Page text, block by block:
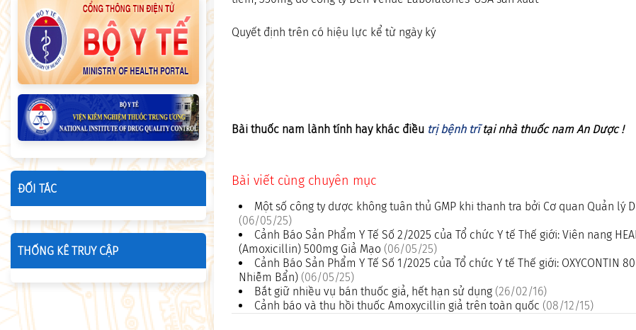
Quyết định trên có hiệu lực kể từ ngày ký
Bài thuốc nam lành tính hay khác điều trị bệnh trĩtại nhà thuốc nam An Dược !
Bài viết cùng chuyên mục
Một số công ty dược không tuân thủ GMP khi thanh tra bởi Cơ quan Quản lý
(06/05/25)
Cảnh Báo Sản Phẩm Y Tế Số 2/2025 của Tổ chức Y tế Thế giới: Viên nang
(Amoxicillin) 500mg Giả Mạo (06/05/25)
Cảnh Báo Sản Phẩm Y Tế Số 1/2025 của Tổ chức Y tế Thế giới: OXYCONTIN
Nhiễm Bẩn) (06/05/25)
Bắt giữ nhiều vụ bán thuốc giả, hết hạn sử dụng (26/02/16)
Cảnh báo và thu hồi thuốc Amoxycillin giả trên toàn quốc (08/12/15)
ĐỐI TÁC
THỐNG KÊ TRUY CẬP